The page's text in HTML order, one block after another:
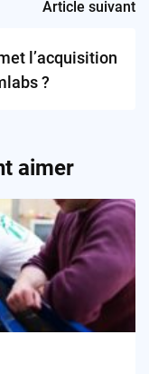
Article suivant
l’acquisition
?
aimer